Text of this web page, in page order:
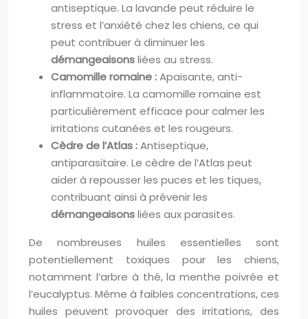
antiseptique. La lavande peut réduire le
stress et l’anxiété chez les chiens, ce qui
peut contribuer à diminuer les
démangeaisonsliées au stress.
Camomille romaine :Apaisante, anti-
inflammatoire. La camomille romaine est
particulièrement efficace pour calmer les
irritations cutanées et les rougeurs.
Cèdre de l’Atlas :Antiseptique,
antiparasitaire. Le cèdre de l’Atlas peut
aider à repousser les puces et les tiques,
contribuant ainsi à prévenir les
démangeaisonsliées aux parasites.
De nombreuses huiles essentielles sont
potentiellement toxiques pour les chiens,
notamment l’arbre à thé, la menthe poivrée et
l’eucalyptus. Même à faibles concentrations, ces
huiles peuvent provoquer des irritations, des